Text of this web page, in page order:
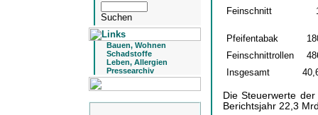
Bauen, Wohnen
Schadstoffe
Leben, Allergien
Pressearchiv
Feinschnitt
Pfeifentabak
Feinschnittrollen
Insgesamt
Die Steuerwerte
Berichtsjahr 22,3